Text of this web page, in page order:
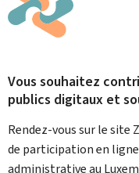
Vous souhaitez
publics digitaux et
Rendez-vous sur le site
de participation en
administrative au